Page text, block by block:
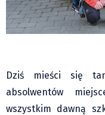
Dziś mieści się
absolwentów
wszystkim dawną